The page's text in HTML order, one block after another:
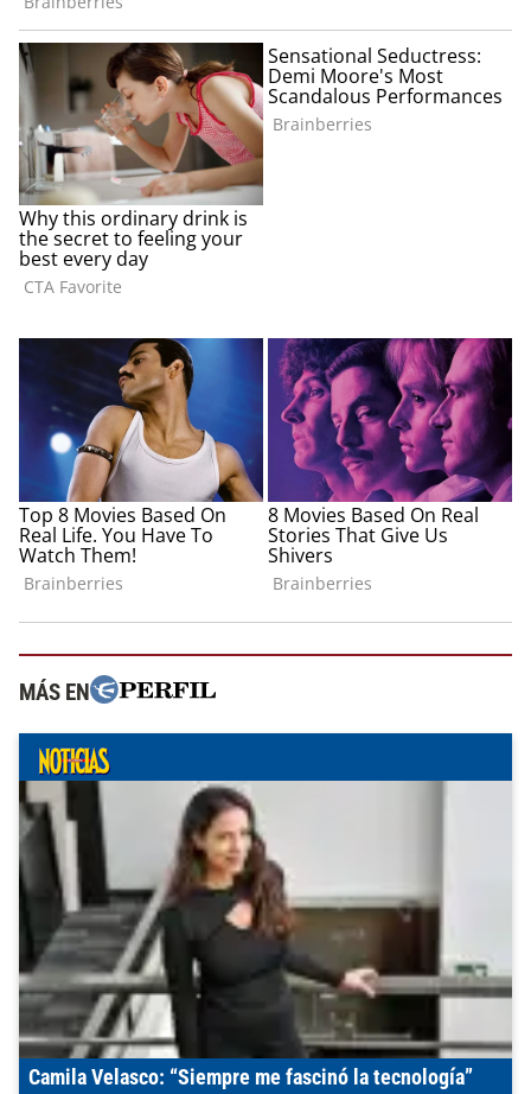
MÁS EN
Camila Velasco: “Siempre me fascinó la tecnología”